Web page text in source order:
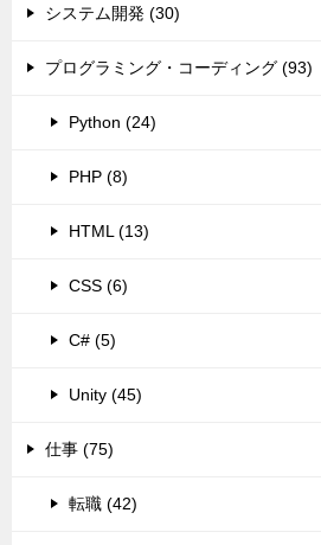
システム開発 (30)
プログラミング・コーディング (93)
Python (24)
PHP (8)
HTML (13)
CSS (6)
C# (5)
Unity (45)
仕事 (75)
転職 (42)